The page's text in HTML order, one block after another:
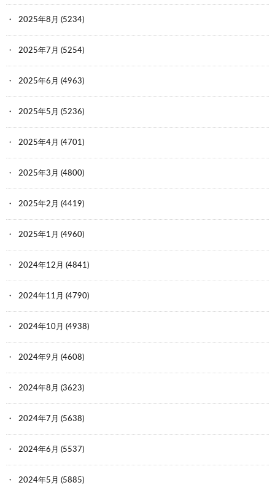
2025年8月 (5234)
2025年7月 (5254)
2025年6月 (4963)
2025年5月 (5236)
2025年4月 (4701)
2025年3月 (4800)
2025年2月 (4419)
2025年1月 (4960)
2024年12月 (4841)
2024年11月 (4790)
2024年10月 (4938)
2024年9月 (4608)
2024年8月 (3623)
2024年7月 (5638)
2024年6月 (5537)
2024年5月 (5885)